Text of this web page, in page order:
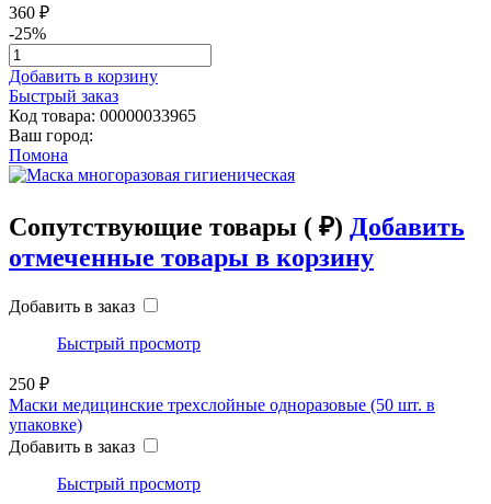
360 ₽
-25%
Добавить в корзину
Быстрый заказ
Код товара: 00000033965
Ваш город:
Помона
Сопутствующие товары ( ₽) Добавить
отмеченные товары в корзину
Добавить в заказ
Быстрый просмотр
250 ₽
Маски медицинские трехслойные одноразовые (50 шт. в
упаковке)
Добавить в заказ
Быстрый просмотр